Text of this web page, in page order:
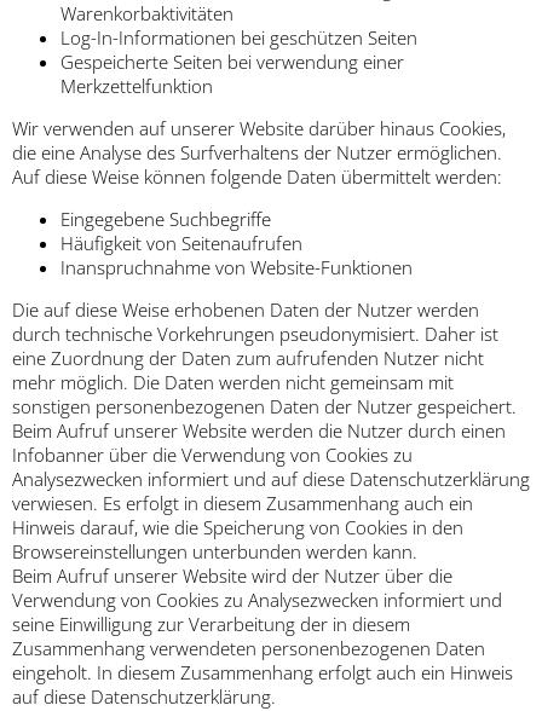
Warenkorbaktivitäten
Log-In-Informationen bei geschützen Seiten
Gespeicherte Seiten bei verwendung einer
Merkzettelfunktion
Wir verwenden auf unserer Website darüber hinaus Cookies,
die eine Analyse des Surfverhaltens der Nutzer ermöglichen.
Auf diese Weise können folgende Daten übermittelt werden:
Eingegebene Suchbegriffe
Häufigkeit von Seitenaufrufen
Inanspruchnahme von Website-Funktionen
Die auf diese Weise erhobenen Daten der Nutzer werden
durch technische Vorkehrungen pseudonymisiert. Daher ist
eine Zuordnung der Daten zum aufrufenden Nutzer nicht
mehr möglich. Die Daten werden nicht gemeinsam mit
sonstigen personenbezogenen Daten der Nutzer gespeichert.
Beim Aufruf unserer Website werden die Nutzer durch einen
Infobanner über die Verwendung von Cookies zu
Analysezwecken informiert und auf diese Datenschutzerklärung
verwiesen. Es erfolgt in diesem Zusammenhang auch ein
Hinweis darauf, wie die Speicherung von Cookies in den
Browsereinstellungen unterbunden werden kann.
Beim Aufruf unserer Website wird der Nutzer über die
Verwendung von Cookies zu Analysezwecken informiert und
seine Einwilligung zur Verarbeitung der in diesem
Zusammenhang verwendeten personenbezogenen Daten
eingeholt. In diesem Zusammenhang erfolgt auch ein Hinweis
auf diese Datenschutzerklärung.